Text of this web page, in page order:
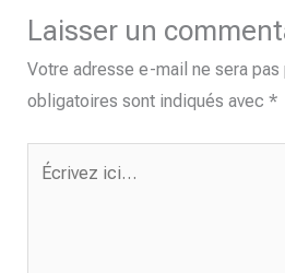
Laisser un
Votre adresse e-mail ne sera pas
obligatoires sont indiqués avec *
Écrivez